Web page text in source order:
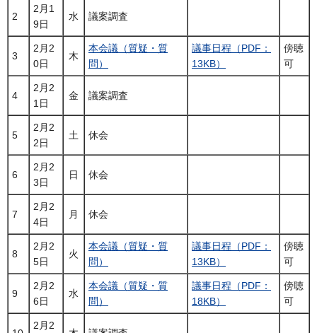
2
2月1
9日
水 議案調査
3
2月2
0日
木
本会議（質疑・質
問）
議事日程（PDF：
13KB）
傍聴
可
4
2月2
1日
金 議案調査
5
2月2
2日
土 休会
6
2月2
3日
日 休会
7
2月2
4日
月 休会
8
2月2
5日
火
本会議（質疑・質
問）
議事日程（PDF：
13KB）
傍聴
可
9
2月2
6日
水
本会議（質疑・質
問）
議事日程（PDF：
18KB）
傍聴
可
2月2